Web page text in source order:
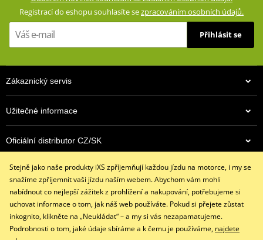
Stěrka na hledí na ukazováčku
Chránič kloubů ze Superfabric®
Zesílení dlaně z Kevlar®
Dlaň z kůže Pittards
Zdvojené vrstvy materiálu
Lehká tepelná výplň
Funkce Smart-Touch (ovládání dotykových obrazovek)
Splňuje normu EN 13594:2015, kategorie 1
Kevlar® a DuPont™ jsou ochranné známky nebo registrované
ochranné známky společnosti E.I. du Pont de Nemours and
Company
Registrací do eshopu souhlasíte sezpracováním osobních údajů.
Přihlásit se
Zákaznický servis
Užitečné informace
Oficiální distributor CZ/SK
Kontaktujte nás
info@ixs-motopoint.cz
Po - Pá (8:00 - 16:30)
Stejně jako naše produkty iXS zpříjemňují každou jízdu na motorce, i my se
snažíme zpříjemnit vaši jízdu naším webem. Abychom vám mohli
nabídnout co nejlepší zážitek z prohlížení a nakupování, potřebujeme si
uchovat informace o tom, jak náš web používáte. Pokud si přejete zůstat
inkognito, klikněte na „Neukládat“ – a my si vás nezapamatujeme.
Podrobnosti o tom, jaké údaje sbíráme a k čemu je používáme, najdete